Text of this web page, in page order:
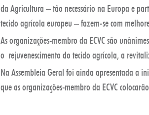
da Agricultura – tão necessário na Europa e
tecido agrícola europeu – fazem-se com
As organizações-membro da ECVC são
o rejuvenescimento do tecido agrícola, a
Na Assembleia Geral foi ainda apresentada a
que as organizações-membro da ECVC